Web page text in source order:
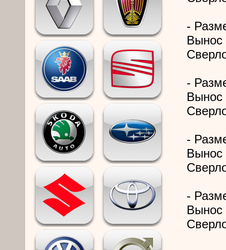
-
Вынос
-
Вынос
-
Вынос
-
Вынос